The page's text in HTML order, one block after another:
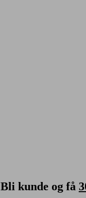
Bli kunde og få